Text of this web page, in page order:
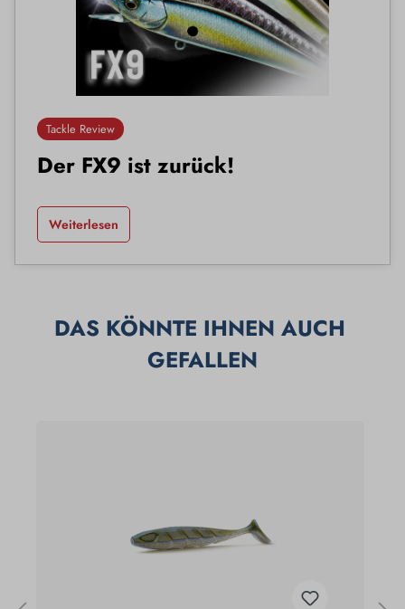
Tackle Review
Der FX9 ist zurück!
Weiterlesen
DAS KÖNNTE IHNEN AUCH
GEFALLEN